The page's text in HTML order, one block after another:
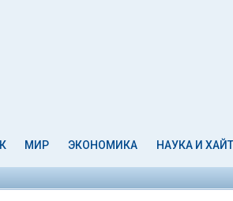
МИР ЭКОНОМИКА НАУКА И